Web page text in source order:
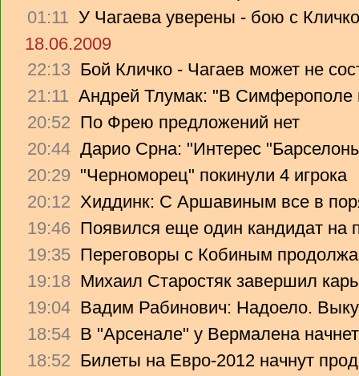
01:11 У Чагаева уверены - бою с
18.06.2009
22:13 Бой Кличко - Чагаев может не
21:11 Андрей Тлумак: "В Симферополе
20:52 По Фрею предложений нет
20:44 Дарио Срна: "Интерес
20:29 "Черноморец" покинули 4 игрока
20:12 Хиддинк: С Аршавиным все в
19:46 Появился еще один кандидат на
19:35 Переговоры с Кобиным
19:18 Михаил Старостяк завершил
19:04 Вадим Рабинович: Надоело.
18:54 В "Арсенале" у Вермалена
18:52 Билеты на Евро-2012 начнут